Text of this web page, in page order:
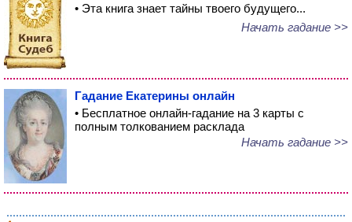
• Эта книга знает тайны твоего будущего...
Начать гадание >>
Гадание Екатерины онлайн
• Бесплатное онлайн-гадание на 3 карты с
полным толкованием расклада
Начать гадание >>